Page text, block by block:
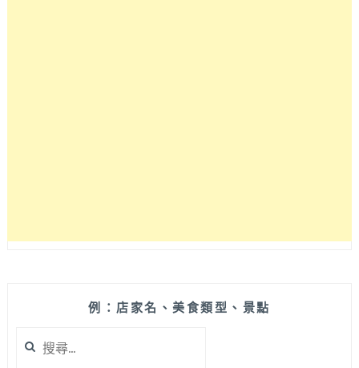
例：店家名、美食類型、景點
尋